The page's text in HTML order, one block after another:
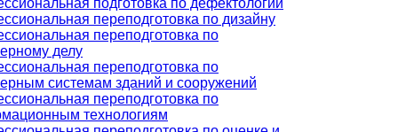
переподготовка по дизайну
переподготовка по
делу
переподготовка по
системам зданий и сооружений
переподготовка по
технологиям